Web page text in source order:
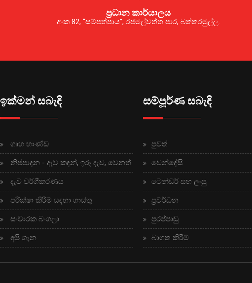
ප්‍රධාන කාර්යාලය
අංක 82, “සම්පත්පාය”, රජමල්වත්ත පාර, බත්තරමුල්ල.
ඉක්මන් සබැඳි
ගෘහ භාණ්ඩ
නිෂ්පාදන - දැව කඳන්, ඉරූ දැව, වෙනත්
දැව වර්ගීකරණය
පරීක්ෂා කිරීම සඳහා ගාස්තු
සංචාරක බංගලා
අපි ගැන
සම්පූර්ණ සබැඳි
පුවත්
වෙන්දේසි
ටෙන්ඩර් සහ ලංසු
ප්‍රවර්ධන
පුරප්පාඩු
බාගත කිරීම්